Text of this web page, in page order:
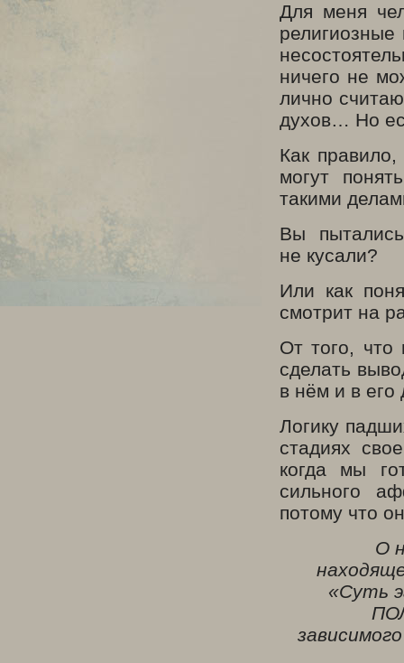
Для меня
ничего не
лично
духов… Но
Как
могут
такими
Вы
не кусали?
Или как
смотрит на
От того, что
сделать
в нём и в его
Логику
стадиях
когда мы
сильного
потому что
О
«Суть